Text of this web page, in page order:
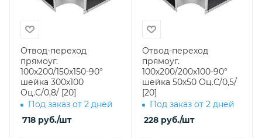
Отвод-переход
прямоуг.
100х200/150х150-90°
шейка 300х100
Оц.С/0,8/ [20]
Под заказ от 2 дней
718 руб./шт
Отвод-переход
прямоуг.
100х200/200х100-90°
шейка 50х50 Оц.С/0,5/
[20]
Под заказ от 2 дней
228руб./шт